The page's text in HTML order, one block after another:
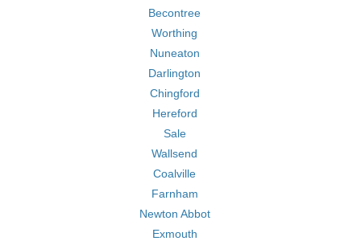
Becontree
Worthing
Nuneaton
Darlington
Chingford
Hereford
Sale
Wallsend
Coalville
Farnham
Newton Abbot
Exmouth